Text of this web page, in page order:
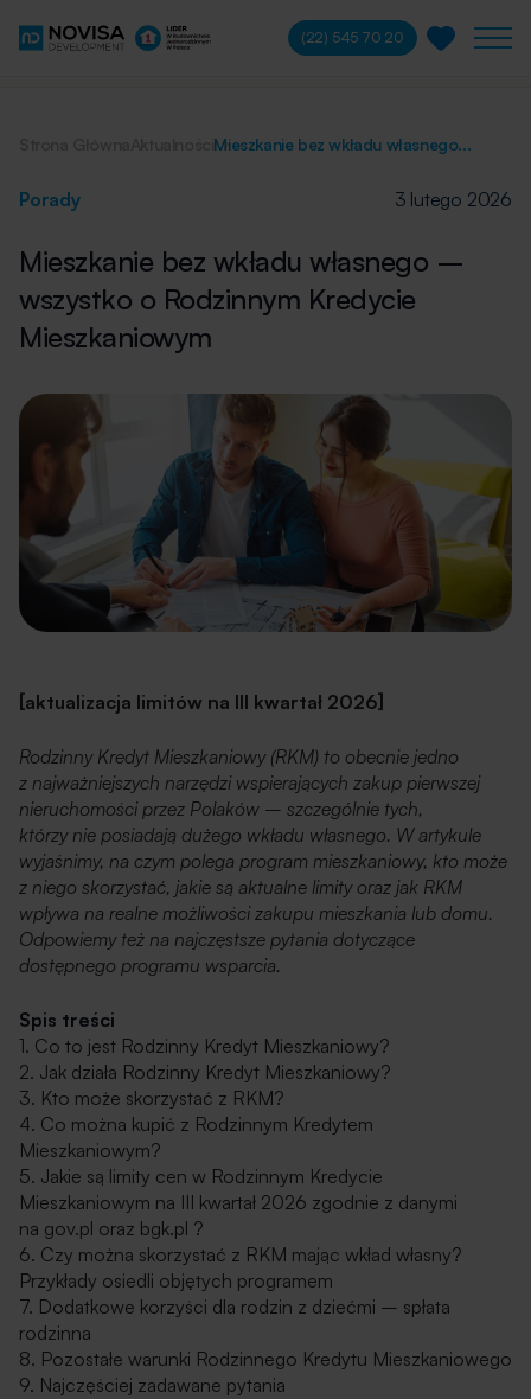
(22) 545 70 20
Mieszkanie bez wkładu własnego...
Porady 3 lutego 2026
Mieszkanie bez wkładu własnego –
wszystko o Rodzinnym Kredycie
Mieszkaniowym
[aktualizacja limitów na III kwartał 2026]
Rodzinny Kredyt Mieszkaniowy (RKM) to obecnie jedno
z najważniejszych narzędzi wspierających zakup pierwszej
nieruchomości przez Polaków – szczególnie tych,
którzy nie posiadają dużego wkładu własnego. W artykule
wyjaśnimy, na czym polega program mieszkaniowy, kto może
z niego skorzystać, jakie są aktualne limity oraz jak RKM
wpływa na realne możliwości zakupu mieszkania lub domu.
Odpowiemy też na najczęstsze pytania dotyczące
dostępnego programu wsparcia.
Spis treści
1. Co to jest Rodzinny Kredyt Mieszkaniowy?
2. Jak działa Rodzinny Kredyt Mieszkaniowy?
3. Kto może skorzystać z RKM?
4. Co można kupić z Rodzinnym Kredytem
Mieszkaniowym?
5. Jakie są limity cen w Rodzinnym Kredycie
Mieszkaniowym na III kwartał 2026 zgodnie z danymi
na gov.pl oraz bgk.pl ?
6. Czy można skorzystać z RKM mając wkład własny?
Przykłady osiedli objętych programem
7. Dodatkowe korzyści dla rodzin z dziećmi – spłata
rodzinna
8. Pozostałe warunki Rodzinnego Kredytu Mieszkaniowego
9. Najczęściej zadawane pytania